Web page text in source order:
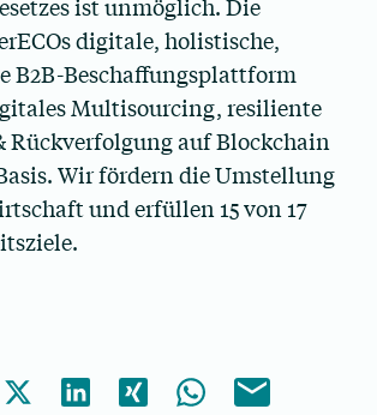
digitale, holistische,
B2B-Beschaffungsplattform
Multisourcing, resiliente
Rückverfolgung auf Blockchain
Wir fördern die Umstellung
und erfüllen 15 von 17